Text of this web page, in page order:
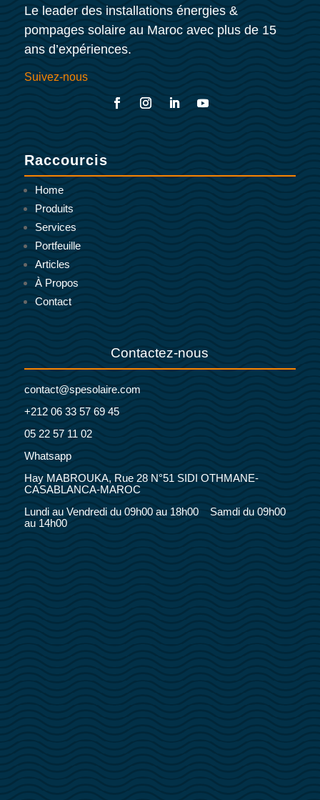
Le leader des installations énergies &
pompages solaire au Maroc avec plus de 15
ans d’expériences.
Suivez-nous
Raccourcis
Home
Produits
Services
Portfeuille
Articles
À Propos
Contact
Contactez-nous
contact@spesolaire.com
+212 06 33 57 69 45
05 22 57 11 02
Whatsapp
Hay MABROUKA, Rue 28 N°51 SIDI OTHMANE-
CASABLANCA-MAROC
Lundi au Vendredi du 09h00 au 18h00 Samdi du 09h00
au 14h00